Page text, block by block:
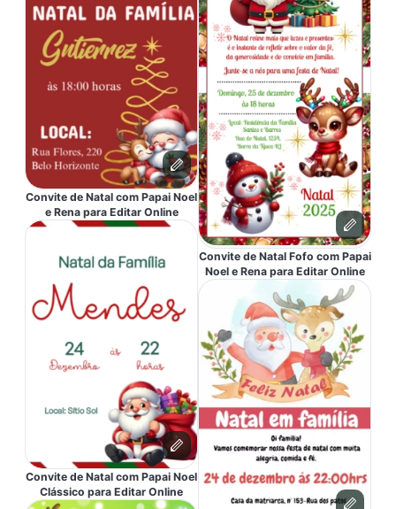
Convite de Natal com Papai Noel
e Rena para Editar Online
Convite de Natal com Papai Noel
Clássico para Editar Online
Convite de Natal Fofo com Papai
Noel e Rena para Editar Online